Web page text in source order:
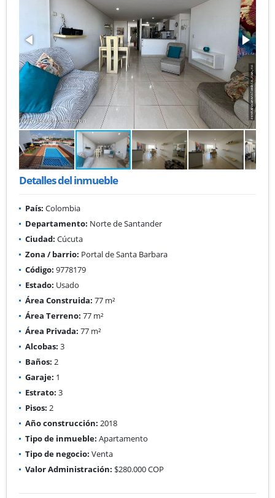
Detalles del inmueble
País: Colombia
Departamento: Norte de Santander
Ciudad: Cúcuta
Zona / barrio: Portal de Santa Barbara
Código: 9778179
Estado: Usado
Área Construida: 77 m²
Área Terreno: 77 m²
Área Privada: 77 m²
Alcobas: 3
Baños: 2
Garaje: 1
Estrato: 3
Pisos: 2
Año construcción: 2018
Tipo de inmueble: Apartamento
Tipo de negocio: Venta
Valor Administración: $280.000 COP